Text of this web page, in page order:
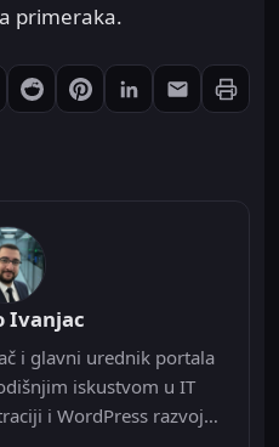
primeraka.
Telegram
Podeli: Reddit
Podeli: Pinterest
Podeli: LinkedIn
Podeli:
Ivanjac
i glavni urednik portala
iskustvom u IT
i WordPress razvoju.